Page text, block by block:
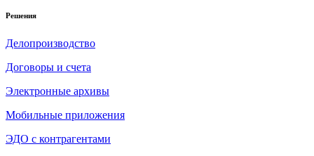
Решения
Делопроизводство
Договоры и счета
Электронные архивы
Мобильные приложения
ЭДО с контрагентами